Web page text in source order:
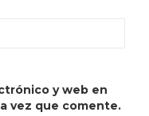
y web en
vez que comente.